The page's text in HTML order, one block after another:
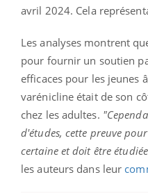
avril 2024. Cela
Les analyses montrent
pour fournir un soutien
efficaces pour les jeunes
varénicline était de son
chez les adultes.
d'études, cette preuve
certaine et doit être
les auteurs dans leur